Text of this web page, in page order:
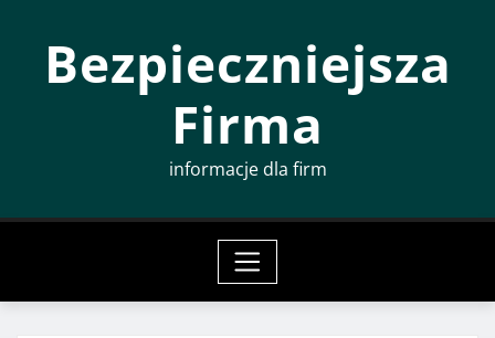
Bezpieczniejsza
Firma
informacje dla firm